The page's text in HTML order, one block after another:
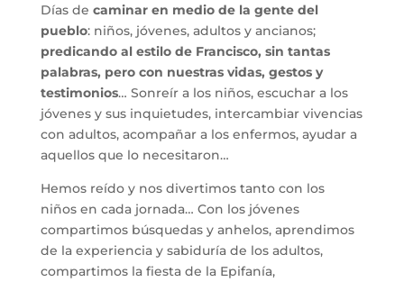
Días de caminar en medio de la gente del
pueblo: niños, jóvenes, adultos y ancianos;
predicando al estilo de Francisco, sin tantas
palabras, pero con nuestras vidas, gestos y
testimonios… Sonreír a los niños, escuchar a los
jóvenes y sus inquietudes, intercambiar vivencias
con adultos, acompañar a los enfermos, ayudar a
aquellos que lo necesitaron…
Hemos reído y nos divertimos tanto con los
niños en cada jornada… Con los jóvenes
compartimos búsquedas y anhelos, aprendimos
de la experiencia y sabiduría de los adultos,
compartimos la fiesta de la Epifanía,